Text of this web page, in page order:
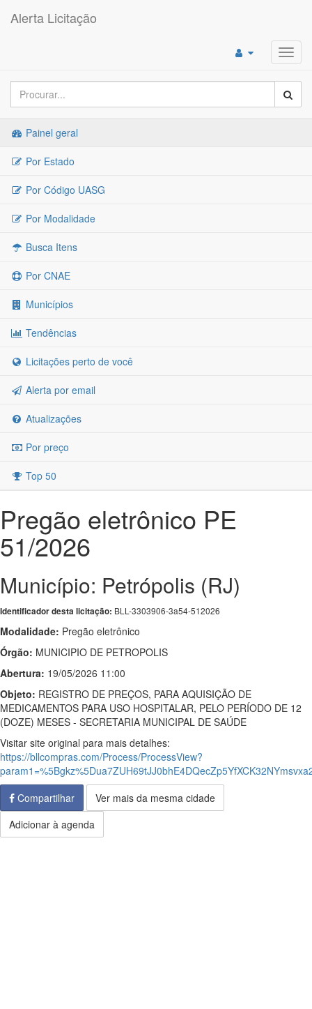
Alerta Licitação
Painel geral
Por Estado
Por Código UASG
Por Modalidade
Busca Itens
Por CNAE
Municípios
Tendências
Licitações perto de você
Alerta por email
Atualizações
Por preço
Top 50
Pregão eletrônico PE
51/2026
Município: Petrópolis (RJ)
Identificador desta licitação: BLL-3303906-3a54-512026
Modalidade: Pregão eletrônico
Órgão: MUNICIPIO DE PETROPOLIS
Abertura: 19/05/2026 11:00
Objeto: REGISTRO DE PREÇOS, PARA AQUISIÇÃO DE
MEDICAMENTOS PARA USO HOSPITALAR, PELO PERÍODO DE 12
(DOZE) MESES - SECRETARIA MUNICIPAL DE SAÚDE
Visitar site original para mais detalhes:
https://bllcompras.com/Process/ProcessView?
Compartilhar
Ver mais da mesma cidade
Adicionar à agenda